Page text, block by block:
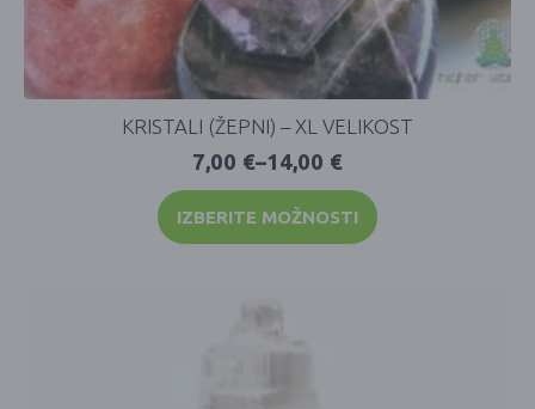
KRISTALI (ŽEPNI) – XL VELIKOST
7,00 €–14,00 €
IZBERITE MOŽNOSTI